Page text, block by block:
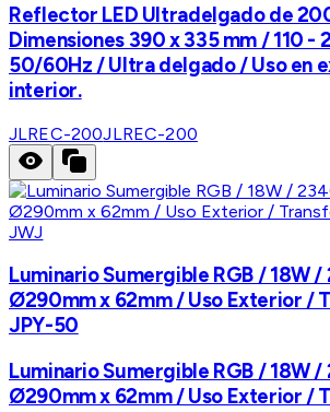
Reflector LED Ultradelgado de
Dimensiones 390 x 335 mm / 110 -
50/60Hz / Ultra delgado / Uso en
interior.
JLREC-200JLREC-200
JWJ
Luminario Sumergible RGB / 18W
Ø290mm x 62mm / Uso Exterior /
JPY-50
Luminario Sumergible RGB / 18W
Ø290mm x 62mm / Uso Exterior /